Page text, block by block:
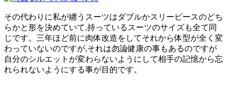
その代わりに私が纏うスーツはダブルかスリーピースのどち
らかと形を決めていて,持っているスーツのサイズも全て同
じです。三年ほど前に肉体改造をしてそれから体型が全く変
わっていないのですが,それは勿論健康の事もあるのですが
自分のシルエットが変わらないようにして相手の記憶から忘
れられないようにする事が目的です。